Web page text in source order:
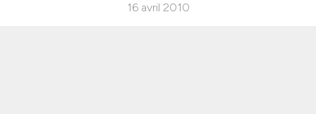
16 avril 2010